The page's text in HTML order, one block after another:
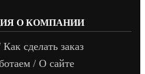
О КОМПАНИИ
сделать заказ
/ О сайте